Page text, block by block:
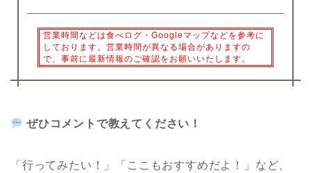
営業時間などは食べログ・Googleマップなどを参考に
しております。営業時間が異なる場合がありますの
で、事前に最新情報のご確認をお願いいたします。
ぜひコメントで教えてください！
「行ってみたい！」「ここもおすすめだよ！」など、